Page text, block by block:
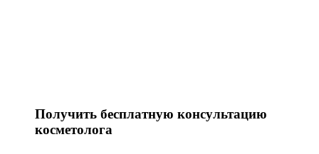
Получить бесплатную консультацию
косметолога